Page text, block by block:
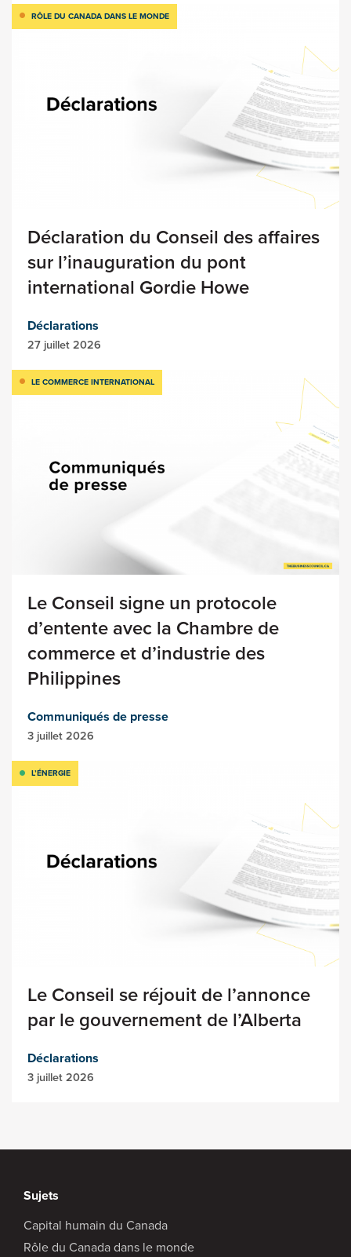
RÔLE DU CANADA DANS LE MONDE
Déclaration du Conseil des affaires
sur l’inauguration du pont
international Gordie Howe
Déclarations
27 juillet 2026
LE COMMERCE INTERNATIONAL
Le Conseil signe un protocole
d’entente avec la Chambre de
commerce et d’industrie des
Philippines
Communiqués de presse
3 juillet 2026
L’ÉNERGIE
Le Conseil se réjouit de l’annonce
par le gouvernement de l’Alberta
Déclarations
3 juillet 2026
Sujets
Capital humain du Canada
Rôle du Canada dans le monde